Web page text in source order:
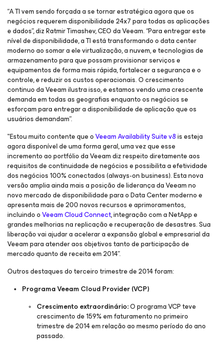
“A TI vem sendo forçada a se tornar estratégica agora que os
negócios requerem disponibilidade 24x7 para todas as aplicações
e dados”, diz Ratmir Timashev, CEO da Veeam. “Para entregar este
nível de disponibilidade, a TI está transformando o data center
moderno ao somar a ele virtualização, a nuvem, e tecnologias de
armazenamento para que possam provisionar serviços e
equipamentos de forma mais rápida, fortalecer a segurança e o
controle, e reduzir os custos operacionais. O crescimento
continuo da Veeam ilustra isso, e estamos vendo uma crescente
demanda em todas as geografias enquanto os negócios se
esforçam para entregar a disponibilidade de aplicação que os
usuários demandam”.
"Estou muito contente que oVeeam Availability Suite v8is esteja
agora disponível de uma forma geral, uma vez que esse
incremento ao portfólio da Veeam diz respeito diretamente aos
requisitos de continuidade de negócios e possibilita a efetividade
dos negócios 100% conectados (always-on business). Esta nova
versão amplia ainda mais a posição de liderança da Veeam no
novo mercado de disponibilidade para o Data Center moderno e
apresenta mais de 200 novos recursos e aprimoramentos,
incluindo oVeeam Cloud Connect, integração com a NetApp e
grandes melhorias na replicação e recuperação de desastres. Sua
liberação vai ajudar a acelerar a expansão global e empresarial da
Veeam para atender aos objetivos tanto de participação de
mercado quanto de receita em 2014”.
Outros destaques do terceiro trimestre de 2014 foram:
Programa Veeam Cloud Provider (VCP)
Crescimento extraordinário:O programa VCP teve
crescimento de 159% em faturamento no primeiro
trimestre de 2014 em relação ao mesmo período do ano
passado.